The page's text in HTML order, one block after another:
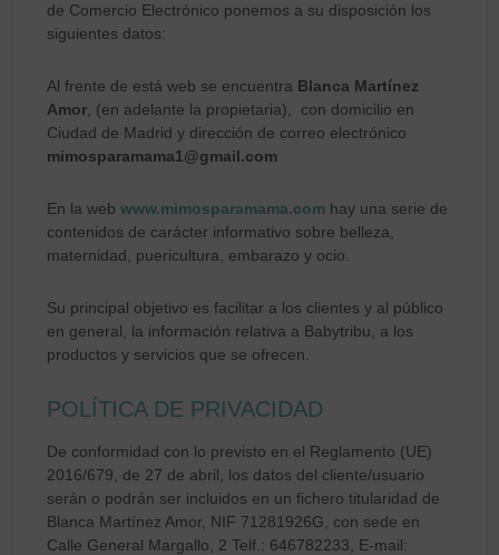
de Comercio Electrónico ponemos a su disposición los
siguientes datos:
Al frente de está web se encuentra Blanca Martínez
Amor , (en adelante la propietaria), con domicilio en
Ciudad de Madrid y dirección de correo electrónico
mimosparamama1@gmail.com
En la webwww.mimosparamama.com hay una serie de
contenidos de carácter informativo sobre belleza,
maternidad, puericultura, embarazo y ocio.
Su principal objetivo es facilitar a los clientes y al público
en general, la información relativa a Babytribu, a los
productos y servicios que se ofrecen.
POLÍTICA DE PRIVACIDAD
De conformidad con lo previsto en el Reglamento (UE)
2016/679, de 27 de abril, los datos del cliente/usuario
serán o podrán ser incluidos en un fichero titularidad de
Blanca Martínez Amor, NIF 71281926G, con sede en
Calle General Margallo, 2 Telf.: 646782233, E-mail: